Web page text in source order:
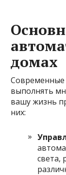
домах
Современные
выполнять
вашу жизнь
них:
света,